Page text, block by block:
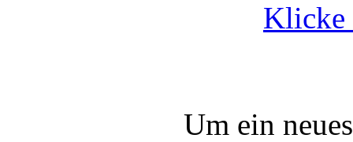
Klicke
Um ein